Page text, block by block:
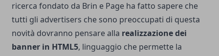
ricerca fondato da Brin e Page ha fatto sapere che
tutti gli advertisers che sono preoccupati di questa
novità dovranno pensare alla realizzazione dei
banner in HTML5, linguaggio che permette la